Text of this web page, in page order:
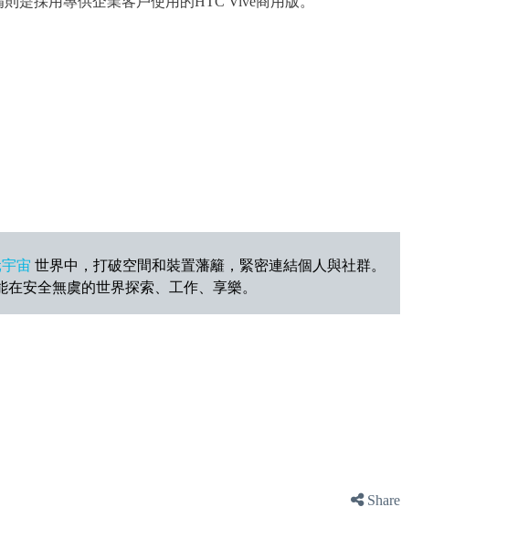
宙 世界中，打破空間和裝置藩籬，緊密連結個人與社群。
安全無虞的世界探索、工作、享樂。
Share